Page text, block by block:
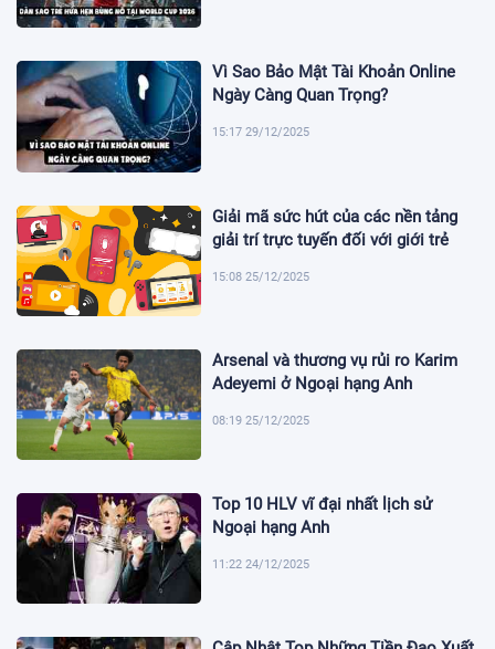
Vì Sao Bảo Mật Tài Khoản Online
Ngày Càng Quan Trọng?
15:17 29/12/2025
Giải mã sức hút của các nền tảng
giải trí trực tuyến đối với giới trẻ
15:08 25/12/2025
Arsenal và thương vụ rủi ro Karim
Adeyemi ở Ngoại hạng Anh
08:19 25/12/2025
Top 10 HLV vĩ đại nhất lịch sử
Ngoại hạng Anh
11:22 24/12/2025